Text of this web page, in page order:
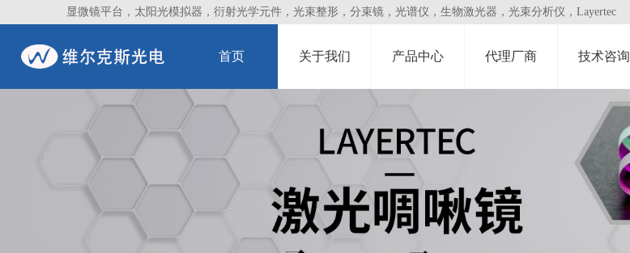
显微镜平台，太阳光模拟器，衍射光学元件，光束整形，分束镜，光谱仪，生物激光器，光束分析仪，Layertec
首页 关于我们 产品中心 代理厂商 技术咨询